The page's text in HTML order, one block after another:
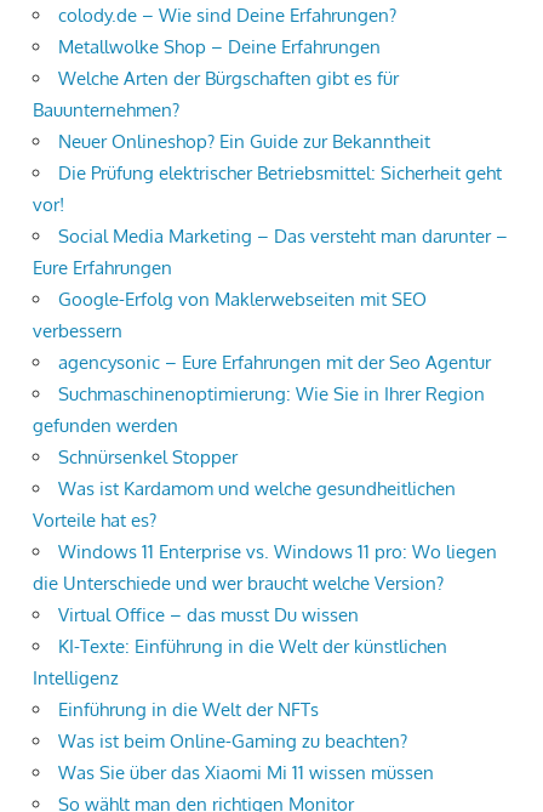
colody.de – Wie sind Deine Erfahrungen?
Metallwolke Shop – Deine Erfahrungen
Welche Arten der Bürgschaften gibt es für
Bauunternehmen?
Neuer Onlineshop? Ein Guide zur Bekanntheit
Die Prüfung elektrischer Betriebsmittel: Sicherheit geht
vor!
Social Media Marketing – Das versteht man darunter –
Eure Erfahrungen
Google-Erfolg von Maklerwebseiten mit SEO
verbessern
agencysonic – Eure Erfahrungen mit der Seo Agentur
Suchmaschinenoptimierung: Wie Sie in Ihrer Region
gefunden werden
Schnürsenkel Stopper
Was ist Kardamom und welche gesundheitlichen
Vorteile hat es?
Windows 11 Enterprise vs. Windows 11 pro: Wo liegen
die Unterschiede und wer braucht welche Version?
Virtual Office – das musst Du wissen
KI-Texte: Einführung in die Welt der künstlichen
Intelligenz
Einführung in die Welt der NFTs
Was ist beim Online-Gaming zu beachten?
Was Sie über das Xiaomi Mi 11 wissen müssen
So wählt man den richtigen Monitor